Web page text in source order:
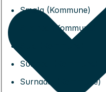
Smøla (Kommune)
Stranda (Kommune)
Sunndal (Kommune)
Surnadal (Kommune)